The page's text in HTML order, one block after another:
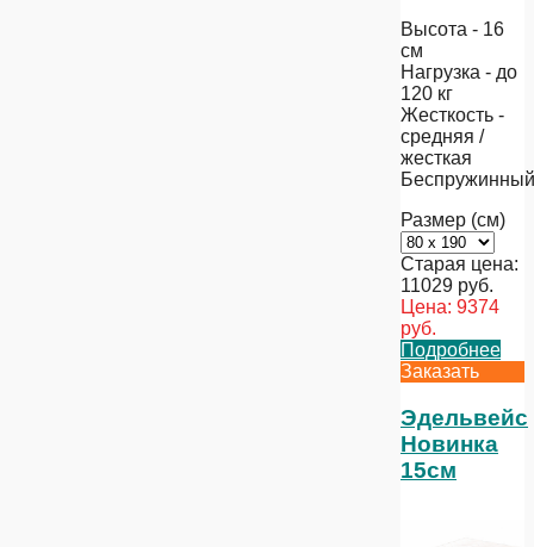
Высота - 16
см
Нагрузка - до
120 кг
Жесткость -
средняя /
жесткая
Беспружинный
Размер (см)
Старая цена:
11029 руб.
Цена: 9374
руб.
Подробнее
Заказать
Эдельвейс
Новинка
15см